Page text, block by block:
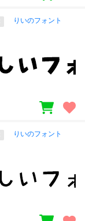
りいのフォント
りいのフォント